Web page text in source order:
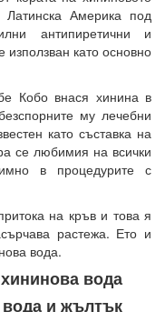
Америка под
антипиретични и
използван като основно
Кобо внася хинина в
му лечебни
като съставка на
се любимия на всички
в процедурите с
на кръв и това я
растежа. Ето и
вода.
вода
вода и жълтък